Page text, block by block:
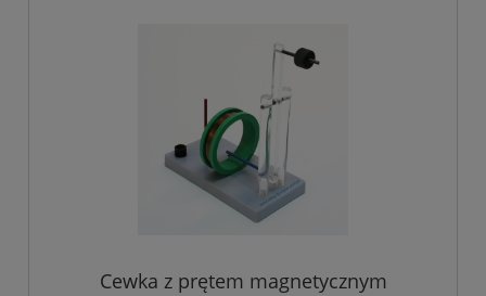
Cewka z prętem magnetycznym